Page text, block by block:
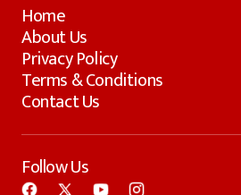
Home
About Us
Privacy Policy
Terms & Conditions
Contact Us
Follow Us